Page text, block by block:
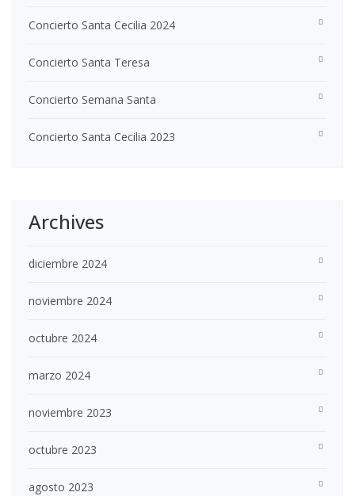
Concierto Santa Cecilia 2024
Concierto Santa Teresa
Concierto Semana Santa
Concierto Santa Cecilia 2023
Archives
diciembre 2024
noviembre 2024
octubre 2024
marzo 2024
noviembre 2023
octubre 2023
agosto 2023